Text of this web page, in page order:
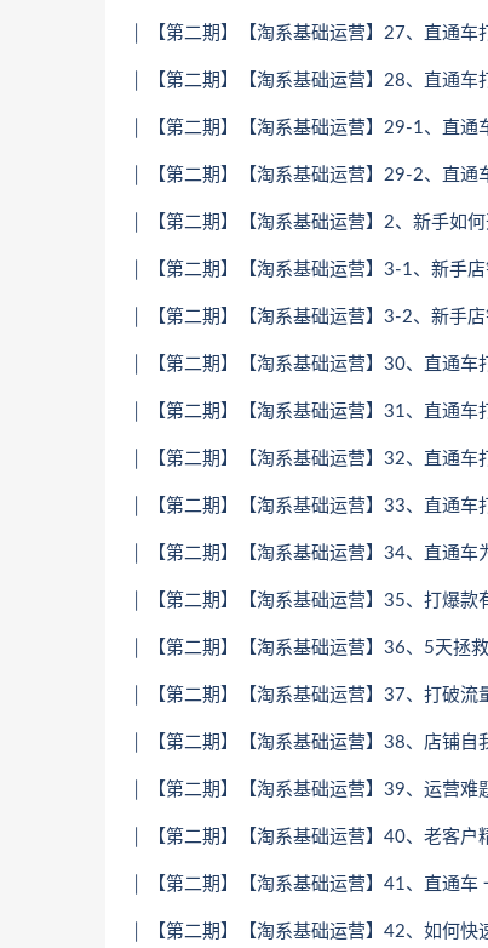
│ 【第二期】【淘系基础运营】27、直通车
│ 【第二期】【淘系基础运营】28、直通车
│ 【第二期】【淘系基础运营】29-1、直通
│ 【第二期】【淘系基础运营】29-2、直通
│ 【第二期】【淘系基础运营】2、新手如
│ 【第二期】【淘系基础运营】3-1、新手
│ 【第二期】【淘系基础运营】3-2、新手
│ 【第二期】【淘系基础运营】30、直通车
│ 【第二期】【淘系基础运营】31、直通
│ 【第二期】【淘系基础运营】32、直通车
│ 【第二期】【淘系基础运营】33、直通车
│ 【第二期】【淘系基础运营】34、直通车
│ 【第二期】【淘系基础运营】35、打爆
│ 【第二期】【淘系基础运营】36、5天拯
│ 【第二期】【淘系基础运营】37、打破
│ 【第二期】【淘系基础运营】38、店铺自
│ 【第二期】【淘系基础运营】39、运营
│ 【第二期】【淘系基础运营】40、老客
│ 【第二期】【淘系基础运营】41、直通车
│ 【第二期】【淘系基础运营】42、如何快